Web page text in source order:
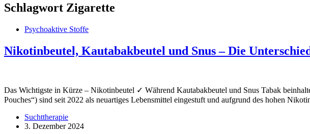
Schlagwort Zigarette
Psychoaktive Stoffe
Nikotinbeutel, Kautabakbeutel und Snus – Die
Das Wichtigste in Kürze – Nikotinbeutel ✓ Während Kautabakbeutel und Snus Tabak
Pouches“) sind seit 2022 als neuartiges Lebensmittel eingestuft und aufgrund des hohen
Suchttherapie
3. Dezember 2024